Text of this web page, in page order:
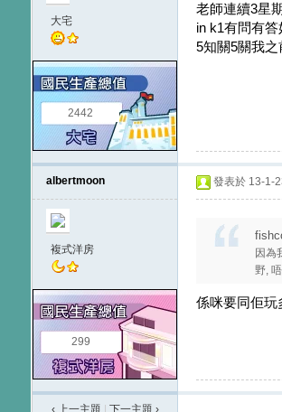
大宅
2442
老師連續3星
in k1有問有
5知關5關我
albertmoon
複式洋房
299
發表於 13-1-
因為
野,
係咪要同佢玩
‹ 上一主題 下一主題 ›